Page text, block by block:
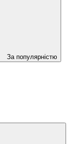
За популярністю